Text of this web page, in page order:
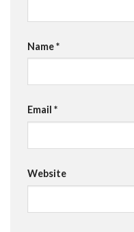
Name*
Email *
Website